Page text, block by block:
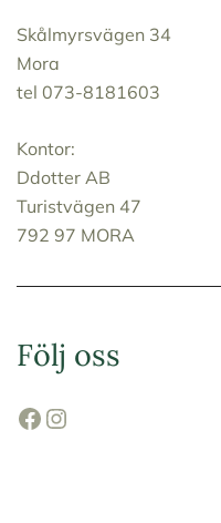
Skålmyrsvägen 34
Mora
tel 073-8181603
Kontor:
Ddotter AB
Turistvägen 47
792 97 MORA
Följ oss
Facebook Instagram